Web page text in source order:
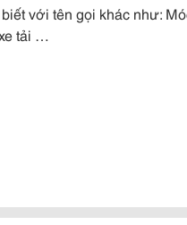
với tên gọi khác như:
tải …